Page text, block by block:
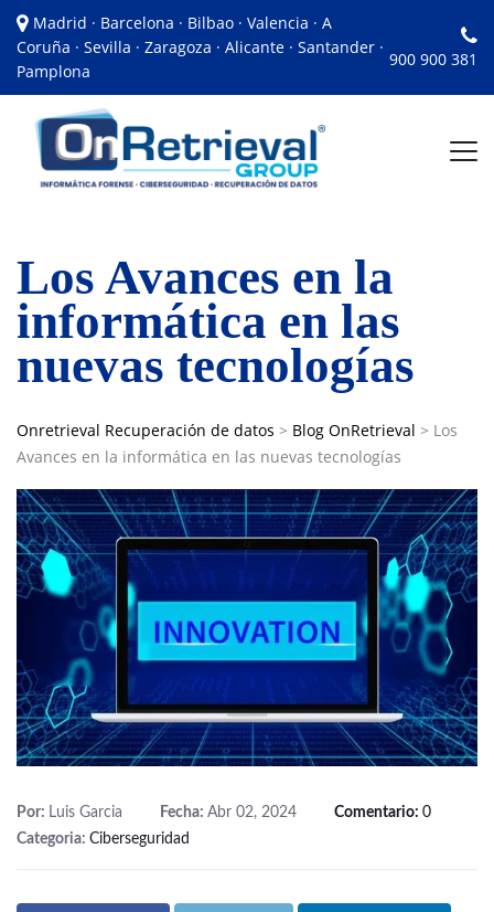
Madrid · Barcelona · Bilbao · Valencia · A
Coruña · Sevilla · Zaragoza · Alicante · Santander ·
Pamplona
900 900 381
Los Avances en la
informática en las
nuevas tecnologías
Onretrieval Recuperación de datos > Blog OnRetrieval > Los
Avances en la informática en las nuevas tecnologías
Por: Luis Garcia Fecha: Abr 02, 2024 Comentario: 0
Categoria: Ciberseguridad